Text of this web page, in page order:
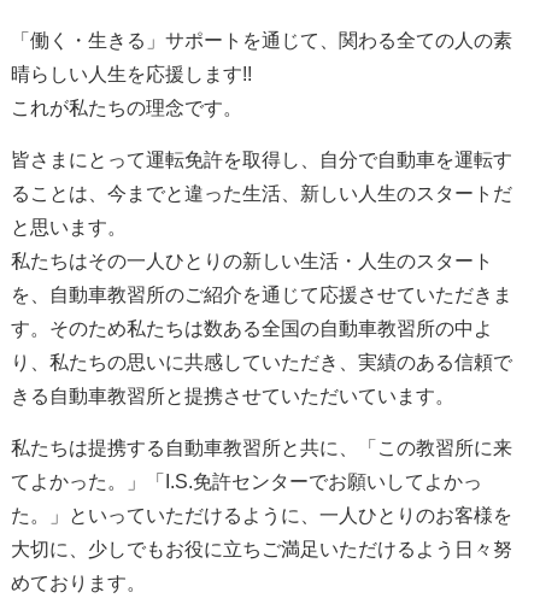
「働く・生きる」サポートを通じて、関わる全ての人の素
晴らしい人生を応援します!!
これが私たちの理念です。
皆さまにとって運転免許を取得し、自分で自動車を運転す
ることは、今までと違った生活、新しい人生のスタートだ
と思います。
私たちはその一人ひとりの新しい生活・人生のスタート
を、自動車教習所のご紹介を通じて応援させていただきま
す。そのため私たちは数ある全国の自動車教習所の中よ
り、私たちの思いに共感していただき、実績のある信頼で
きる自動車教習所と提携させていただいています。
私たちは提携する自動車教習所と共に、「この教習所に来
てよかった。」「I.S.免許センターでお願いしてよかっ
た。」といっていただけるように、一人ひとりのお客様を
大切に、少しでもお役に立ちご満足いただけるよう日々努
めております。